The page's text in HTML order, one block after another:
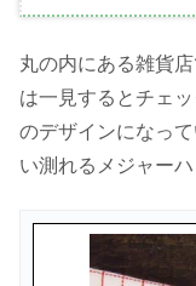
丸の内にある雑貨
は一見するとチェ
のデザインになっ
い測れるメジャー